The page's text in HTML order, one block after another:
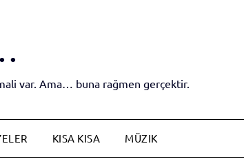
var. Ama… buna rağmen gerçektir.
KISA KISA MÜZIK